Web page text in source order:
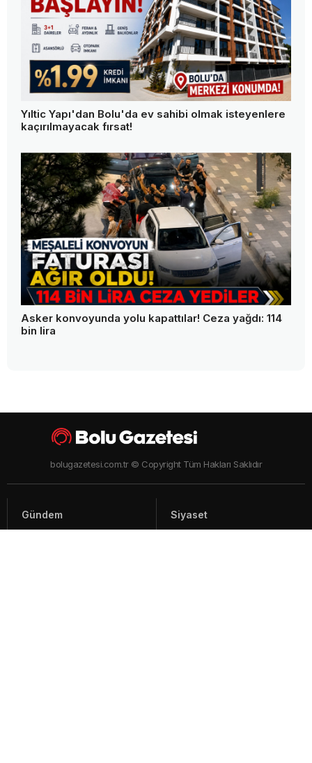
Yıltic Yapı'dan Bolu'da ev sahibi olmak isteyenlere
kaçırılmayacak fırsat!
Asker konvoyunda yolu kapattılar! Ceza yağdı: 114
bin lira
bolugazetesi.com.tr © Copyright Tüm Hakları Saklıdır
Gündem Siyaset